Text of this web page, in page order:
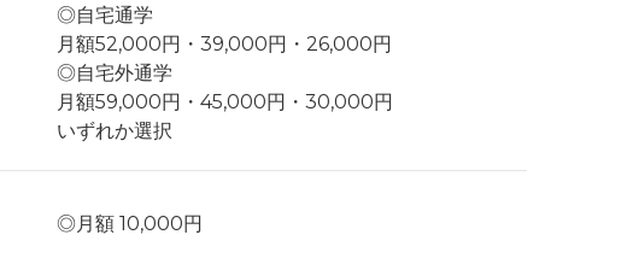
◎自宅通学
月額52,000円・39,000円・26,000円
◎自宅外通学
月額59,000円・45,000円・30,000円
いずれか選択
◎月額 10,000円